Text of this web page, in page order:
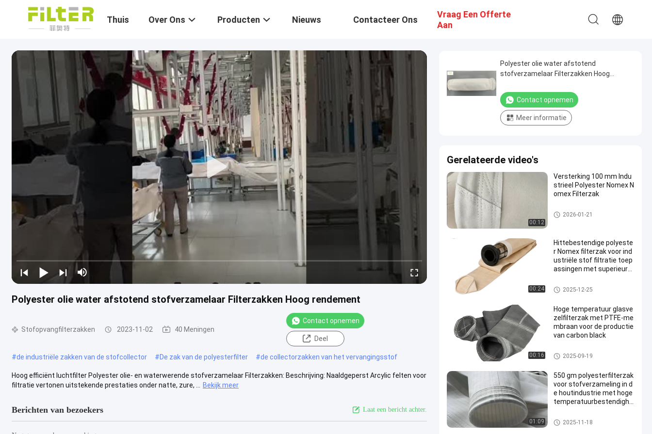
Thuis Over Ons Producten Nieuws Contacteer Ons
Vraag Een Offerte
Aan
Polyester olie water afstotend stofverzamelaar Filterzakken Hoog rendement
Stofopvangfilterzakken 2023-11-02 40 Meningen
Contact opnemen
Deel
#de industriële zakken van de stofcollector #De zak van de polyesterfilter #de collectorzakken van het vervangingsstof
Hoog efficiënt luchtfilter Polyester olie- en waterwerende stofverzamelaar Filterzakken: Beschrijving: Naaldgeperst Arcylic felten voor
filtratie vertonen uitstekende prestaties onder natte, zure, ...
Bekijk meer
Berichten van bezoekers Laat een bericht achter.
Polyester olie water afstotend
stofverzamelaar Filterzakken Hoog
Contact opnemen
Meer informatie
Gerelateerde video's
00:12
Versterking 100 mm Indu
strieel Polyester Nomex N
omex Filterzak
hoogtemperatuurfilterzakken
2026-01-21
00:24
Hittebestendige polyeste
r Nomex filterzak voor ind
ustriële stof filtratie toep
assingen met superieure
oge temperatuurbestend
igheid
Stofopvangfilterzakken
2025-12-25
00:16
Hoge temperatuur glasve
zelfilterzak met PTFE-me
mbraan voor de productie
van carbon black
filterzak van glasvezel
2025-09-19
01:09
550 gm polyesterfilterzak
voor stofverzameling in d
e houtindustrie met hoge
temperatuurbestendighe
De zak van de polyesterfilter
2025-11-18